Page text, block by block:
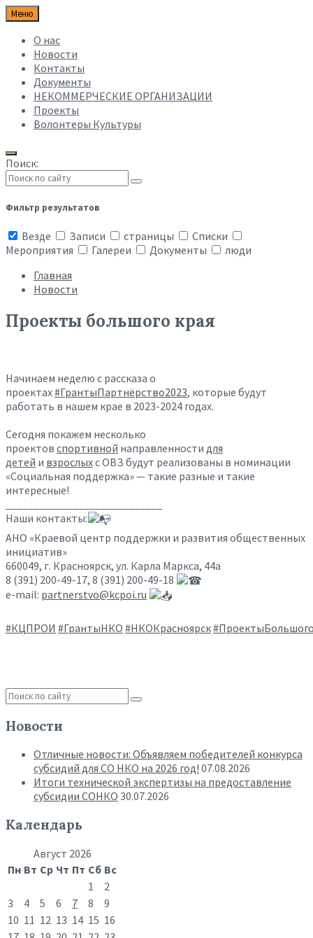
Меню
О нас
Новости
Контакты
Документы
НЕКОММЕРЧЕСКИЕ ОРГАНИЗАЦИИ
Проекты
Волонтеры Культуры
Поиск:
Фильтр результатов
Везде Записи страницы
Списки
Мероприятия
Галереи Документы
люди
Главная
Новости
Проекты большого края
Начинаем неделю с рассказа о
проектах#ГрантыПартнёрство2023, которые будут
работать в нашем крае в 2023-2024 годах.
Сегодня покажем несколько
проектов спортивной направленности для
детей и взрослыхс ОВЗ будут реализованы в номинации
«Социальная поддержка» — такие разные и такие
интересные!
Наши контакты:
АНО «Краевой центр поддержки и развития общественных
инициатив»
660049, г. Красноярск, ул. Карла Маркса, 44а
8 (391) 200-49-17, 8 (391) 200-49-18
e-mail: partnerstvo@kcpoi.ru
#КЦПРОИ #ГрантыНКО #НКОКрасноярск
Новости
Отличные новости: Объявляем победителей конкурса
субсидий для СО НКО на 2026 год! 07.08.2026
Итоги технической экспертизы на предоставление
субсидии СОНКО 30.07.2026
Календарь
Август 2026
Пн Вт Ср Чт Пт Сб Вс
1
2
3
4 5 6 7 8
9
10 11 12 13 14 15 16